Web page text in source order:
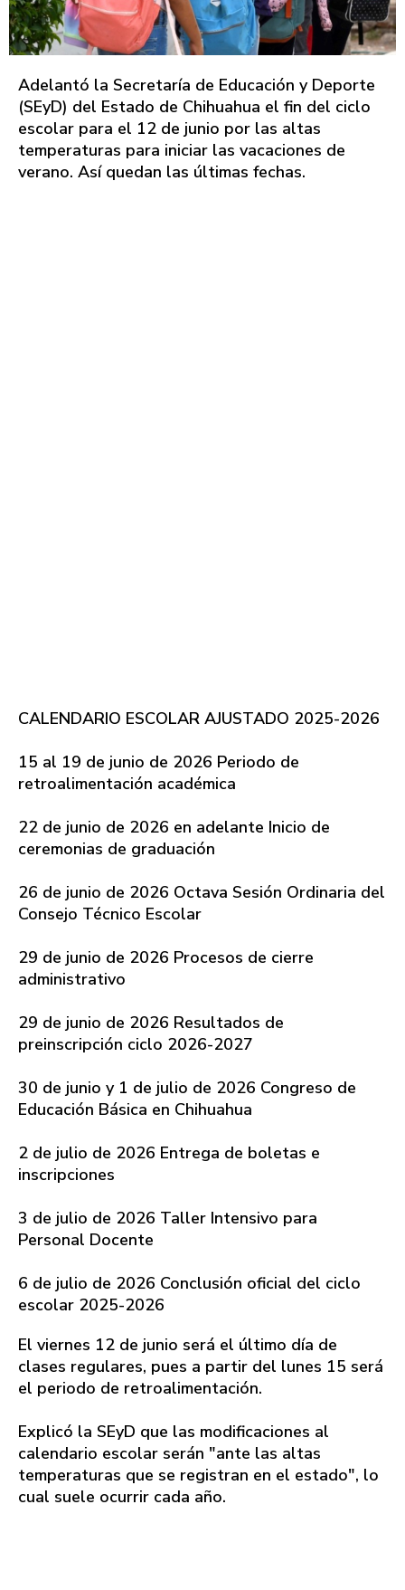
Adelantó la Secretaría de Educación y Deporte
(SEyD) del Estado de Chihuahua el fin del ciclo
escolar para el 12 de junio por las altas
temperaturas para iniciar las vacaciones de
verano. Así quedan las últimas fechas.
CALENDARIO ESCOLAR AJUSTADO 2025-2026
15 al 19 de junio de 2026 Periodo de
retroalimentación académica
22 de junio de 2026 en adelante Inicio de
ceremonias de graduación
26 de junio de 2026 Octava Sesión Ordinaria del
Consejo Técnico Escolar
29 de junio de 2026 Procesos de cierre
administrativo
29 de junio de 2026 Resultados de
preinscripción ciclo 2026-2027
30 de junio y 1 de julio de 2026 Congreso de
Educación Básica en Chihuahua
2 de julio de 2026 Entrega de boletas e
inscripciones
3 de julio de 2026 Taller Intensivo para
Personal Docente
6 de julio de 2026 Conclusión oficial del ciclo
escolar 2025-2026
El viernes 12 de junio será el último día de
clases regulares, pues a partir del lunes 15 será
el periodo de retroalimentación.
Explicó la SEyD que las modificaciones al
calendario escolar serán "ante las altas
temperaturas que se registran en el estado", lo
cual suele ocurrir cada año.